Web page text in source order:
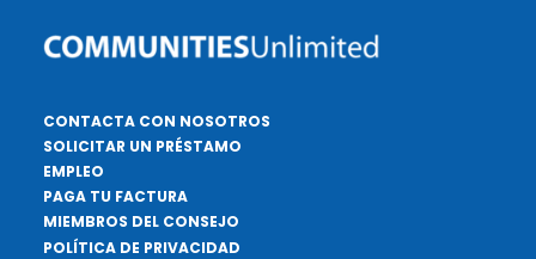
CONTACTA CON NOSOTROS
SOLICITAR UN PRÉSTAMO
EMPLEO
PAGA TU FACTURA
MIEMBROS DEL CONSEJO
POLÍTICA DE PRIVACIDAD